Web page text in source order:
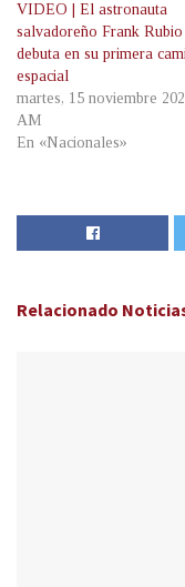
VIDEO | El astronauta
salvadoreño Frank Rubio
debuta en su primera
espacial
martes, 15 noviembre
AM
En «Nacionales»
Relacionado